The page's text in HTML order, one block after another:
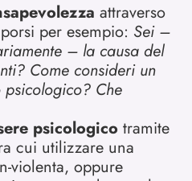
attraverso
per esempio: Sei –
– la causa del
Come consideri un
Che
psicologico tramite
cui utilizzare una
violenta, oppure